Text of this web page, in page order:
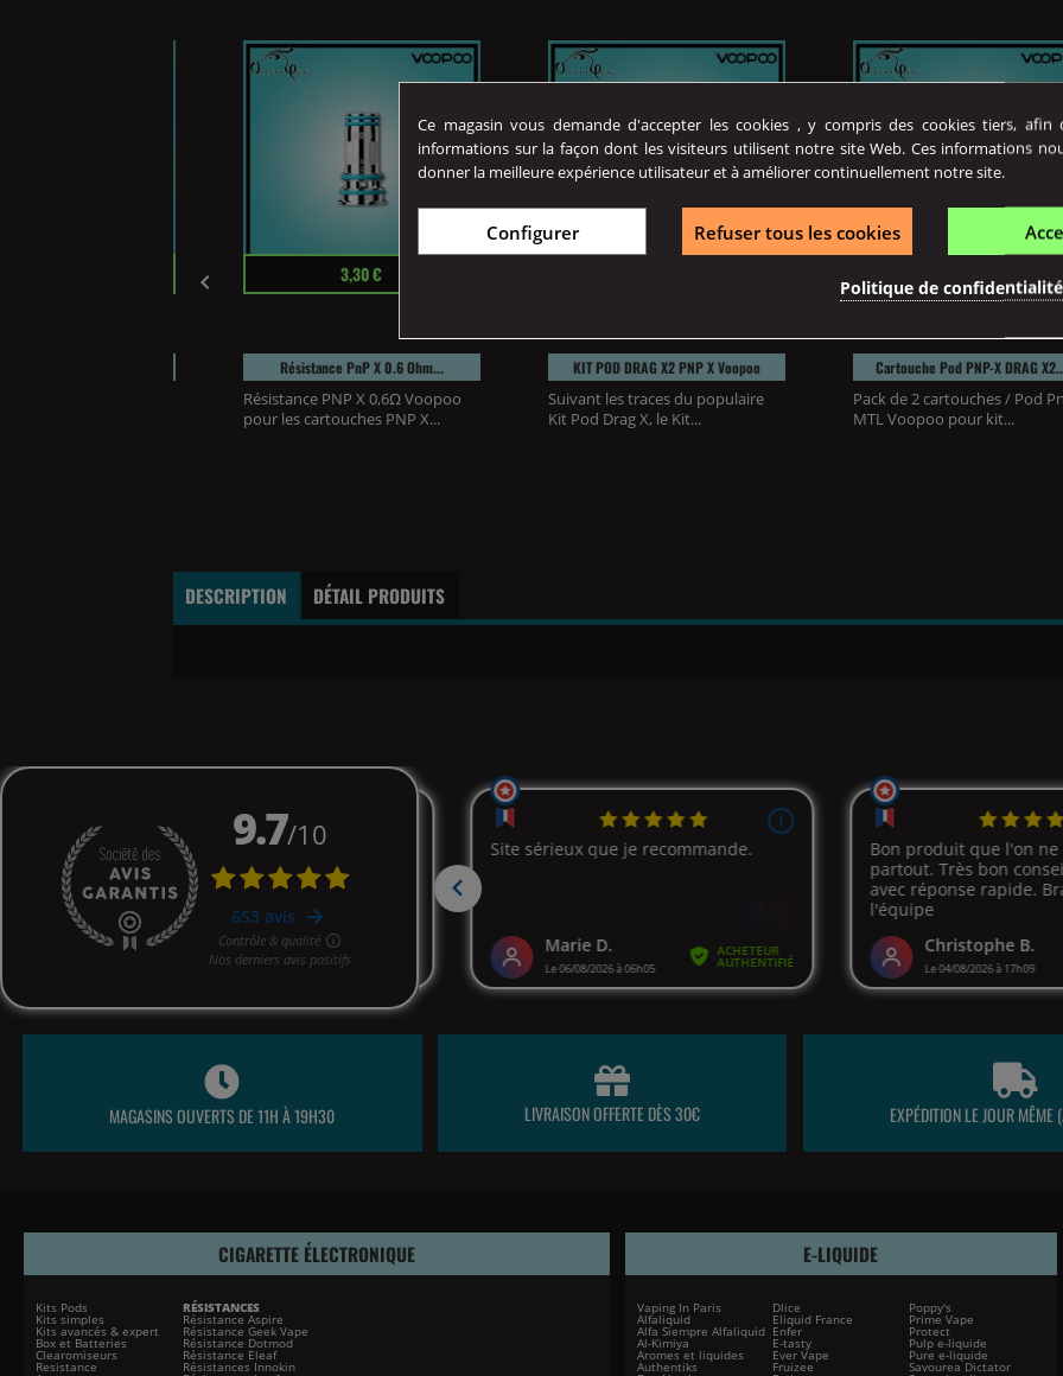
 3,30 €
Résistance PnP X 0.6 Ohm...
Résistance PNP X 0,6Ω Voopoo
pour les cartouches PNP X...
KIT POD DRAG X2 PNP X Voopoo
Suivant les traces du populaire
Kit Pod Drag X, le Kit...
Cartouche Pod PNP-X DRAG
Pack de 2 cartouches / Pod
MTL Voopoo pour kit...
DESCRIPTION DÉTAIL PRODUITS
MAGASINS OUVERTS DE 11H À 19H30 LIVRAISON OFFERTE DÈS 30€ EXPÉDITION LE JOUR MÊME
CIGARETTE ÉLECTRONIQUE
Kits Pods
Kits simples
Kits avancés & expert
Box et Batteries
Clearomiseurs
Resistance
RÉSISTANCES
Résistance Aspire
Résistance Geek Vape
Résistance Dotmod
Résistance Eleaf
Résistances Innokin
E-LIQUIDE
Vaping In Paris
Alfaliquid
Alfa Siempre Alfaliquid
Al-Kimiya
Aromes et liquides
Authentiks
Dlice
Eliquid France
Enfer
E-tasty
Ever Vape
Fruizee
Poppy's
Prime Vape
Protect
Pulp e-liquide
Pure e-liquide
Savourea Dictator
Ce magasin vous demande d'accepter les cookies , y compris des cookies tiers, afin
informations sur la façon dont les visiteurs utilisent notre site Web. Ces informations
donner la meilleure expérience utilisateur et à améliorer continuellement notre site.
Refuser tous les cookies
Configurer
Politique de